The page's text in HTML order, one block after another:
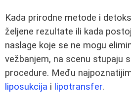
Kada prirodne metode i
željene rezultate ili kada
naslage koje se ne mogu
vežbanjem, na scenu stupaju
procedure. Među
liposukcija i lipotransfer.